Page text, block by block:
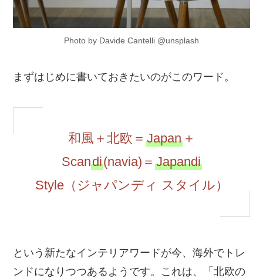
Photo by Davide Cantelli @unsplash
まずはじめに書いておきたいのがこのワード。
和風＋北欧＝ Japan＋
Scandi(navia)＝ Japandi
Style（ジャパンディ スタイル）
という新たなインテリアワードが今、海外でトレ
ンドになりつつあるようです。これは、「北欧の